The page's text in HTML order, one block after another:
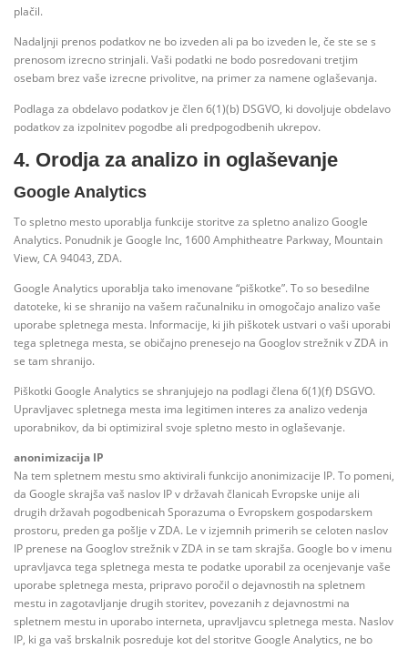
plačil.
Nadaljnji prenos podatkov ne bo izveden ali pa bo izveden le, če ste se s
prenosom izrecno strinjali. Vaši podatki ne bodo posredovani tretjim
osebam brez vaše izrecne privolitve, na primer za namene oglaševanja.
Podlaga za obdelavo podatkov je člen 6(1)(b) DSGVO, ki dovoljuje obdelavo
podatkov za izpolnitev pogodbe ali predpogodbenih ukrepov.
4. Orodja za analizo in oglaševanje
Google Analytics
To spletno mesto uporablja funkcije storitve za spletno analizo Google
Analytics. Ponudnik je Google Inc, 1600 Amphitheatre Parkway, Mountain
View, CA 94043, ZDA.
Google Analytics uporablja tako imenovane “piškotke”. To so besedilne
datoteke, ki se shranijo na vašem računalniku in omogočajo analizo vaše
uporabe spletnega mesta. Informacije, ki jih piškotek ustvari o vaši uporabi
tega spletnega mesta, se običajno prenesejo na Googlov strežnik v ZDA in
se tam shranijo.
Piškotki Google Analytics se shranjujejo na podlagi člena 6(1)(f) DSGVO.
Upravljavec spletnega mesta ima legitimen interes za analizo vedenja
uporabnikov, da bi optimiziral svoje spletno mesto in oglaševanje.
anonimizacija IP
Na tem spletnem mestu smo aktivirali funkcijo anonimizacije IP. To pomeni,
da Google skrajša vaš naslov IP v državah članicah Evropske unije ali
drugih državah pogodbenicah Sporazuma o Evropskem gospodarskem
prostoru, preden ga pošlje v ZDA. Le v izjemnih primerih se celoten naslov
IP prenese na Googlov strežnik v ZDA in se tam skrajša. Google bo v imenu
upravljavca tega spletnega mesta te podatke uporabil za ocenjevanje vaše
uporabe spletnega mesta, pripravo poročil o dejavnostih na spletnem
mestu in zagotavljanje drugih storitev, povezanih z dejavnostmi na
spletnem mestu in uporabo interneta, upravljavcu spletnega mesta. Naslov
IP, ki ga vaš brskalnik posreduje kot del storitve Google Analytics, ne bo